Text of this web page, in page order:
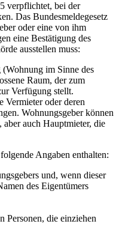
verpflichtet, bei der
Das Bundesmeldegesetz
oder eine von ihm
eine Bestätigung des
ausstellen muss:
im Sinne des
Raum, der zum
Verfügung stellt.
Vermieter oder deren
Wohnungsgeber können
aber auch Hauptmieter, die
Angaben enthalten:
und, wenn dieser
des Eigentümers
Personen, die einziehen